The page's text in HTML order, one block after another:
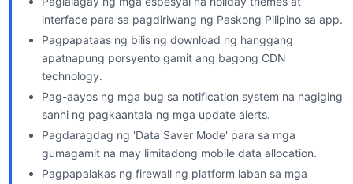
interface para sa pagdiriwang ng Paskong Pilipino sa app.
Pagpapataas ng bilis ng download ng hanggang
apatnapung porsyento gamit ang bagong CDN
technology.
Pag-aayos ng mga bug sa notification system na nagiging
sanhi ng pagkaantala ng mga update alerts.
Pagdaragdag ng 'Data Saver Mode' para sa mga
gumagamit na may limitadong mobile data allocation.
Pagpapalakas ng firewall ng platform laban sa mga